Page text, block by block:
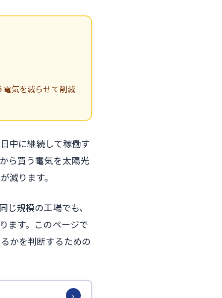
気を減らせて削減
中に継続して稼働す
ら買う電気を太陽光
減ります。
規模の工場でも、
ます。このページで
かを判断するための
›